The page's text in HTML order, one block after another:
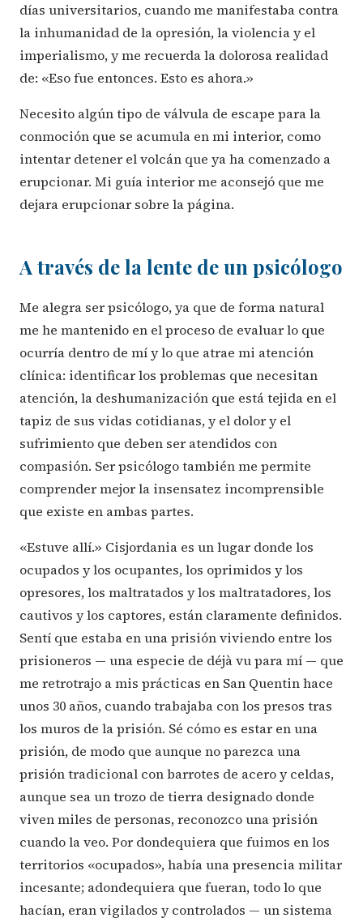
días universitarios, cuando me manifestaba contra
la inhumanidad de la opresión, la violencia y el
imperialismo, y me recuerda la dolorosa realidad
de: «Eso fue entonces. Esto es ahora.»
Necesito algún tipo de válvula de escape para la
conmoción que se acumula en mi interior, como
intentar detener el volcán que ya ha comenzado a
erupcionar. Mi guía interior me aconsejó que me
dejara erupcionar sobre la página.
A través de la lente de un psicólogo
Me alegra ser psicólogo, ya que de forma natural
me he mantenido en el proceso de evaluar lo que
ocurría dentro de mí y lo que atrae mi atención
clínica: identificar los problemas que necesitan
atención, la deshumanización que está tejida en el
tapiz de sus vidas cotidianas, y el dolor y el
sufrimiento que deben ser atendidos con
compasión. Ser psicólogo también me permite
comprender mejor la insensatez incomprensible
que existe en ambas partes.
«Estuve allí.» Cisjordania es un lugar donde los
ocupados y los ocupantes, los oprimidos y los
opresores, los maltratados y los maltratadores, los
cautivos y los captores, están claramente definidos.
Sentí que estaba en una prisión viviendo entre los
prisioneros — una especie de déjà vu para mí — que
me retrotrajo a mis prácticas en San Quentin hace
unos 30 años, cuando trabajaba con los presos tras
los muros de la prisión. Sé cómo es estar en una
prisión, de modo que aunque no parezca una
prisión tradicional con barrotes de acero y celdas,
aunque sea un trozo de tierra designado donde
viven miles de personas, reconozco una prisión
cuando la veo. Por dondequiera que fuimos en los
territorios «ocupados», había una presencia militar
incesante; adondequiera que fueran, todo lo que
hacían, eran vigilados y controlados — un sistema